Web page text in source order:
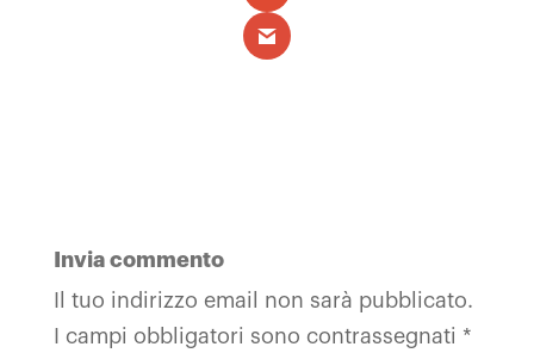
Invia commento
Il tuo indirizzo email non sarà pubblicato.
I campi obbligatori sono contrassegnati *